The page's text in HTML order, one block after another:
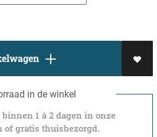
in de winkel
1 à 2 dagen in onze
gratis thuisbezorgd.